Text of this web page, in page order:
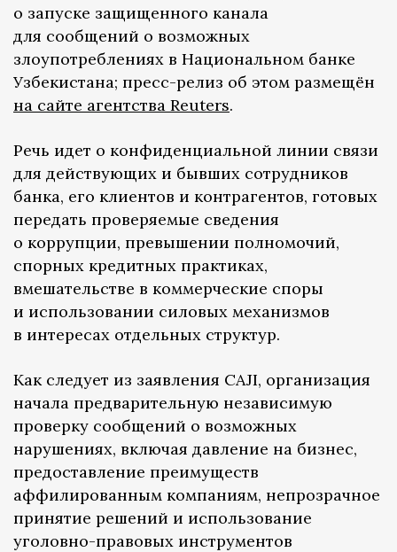
о запуске защищенного канала
для сообщений о возможных
злоупотреблениях в Национальном банке
Узбекистана; пресс-релиз об этом размещён
на сайте агентства Reuters.
Речь идет о конфиденциальной линии связи
для действующих и бывших сотрудников
банка, его клиентов и контрагентов, готовых
передать проверяемые сведения
о коррупции, превышении полномочий,
спорных кредитных практиках,
вмешательстве в коммерческие споры
и использовании силовых механизмов
в интересах отдельных структур.
Как следует из заявления CAJI, организация
начала предварительную независимую
проверку сообщений о возможных
нарушениях, включая давление на бизнес,
предоставление преимуществ
аффилированным компаниям, непрозрачное
принятие решений и использование
уголовно-правовых инструментов